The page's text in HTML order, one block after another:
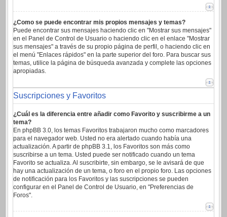
¿Como se puede encontrar mis propios mensajes y temas?
Puede encontrar sus mensajes haciendo clic en "Mostrar sus mensajes"
en el Panel de Control de Usuario o haciendo clic en el enlace "Mostrar
sus mensajes" a través de su propio página de perfil, o haciendo clic en
el menú "Enlaces rápidos" en la parte superior del foro. Para buscar sus
temas, utilice la página de búsqueda avanzada y complete las opciones
apropiadas.
Suscripciones y Favoritos
¿Cuál es la diferencia entre añadir como Favorito y suscribirme a un
tema?
En phpBB 3.0, los temas Favoritos trabajaron mucho como marcadores
para el navegador web. Usted no era alertado cuando había una
actualización. A partir de phpBB 3.1, los Favoritos son más como
suscribirse a un tema. Usted puede ser notificado cuando un tema
Favorito se actualiza. Al suscribirte, sin embargo, se le avisará de que
hay una actualización de un tema, o foro en el propio foro. Las opciones
de notificación para los Favoritos y las suscripciones se pueden
configurar en el Panel de Control de Usuario, en "Preferencias de
Foros".